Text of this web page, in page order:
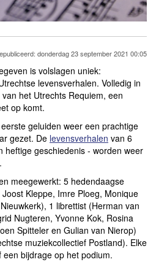
donderdag 23 september 2021 00:05
is volslagen uniek:
levensverhalen. Volledig in
het Utrechts Requiem, een
op komt.
geluiden weer een prachtige
gezet. De levensverhalen van 6
heftige geschiedenis - worden weer
meegewerkt: 5 hedendaagse
Kleppe, Imre Ploeg, Monique
1 librettist (Herman van
Nugteren, Yvonne Kok, Rosina
Spitteler en Gulian van Nierop)
muziekcollectief Postland). Elke
bijdrage op het podium.